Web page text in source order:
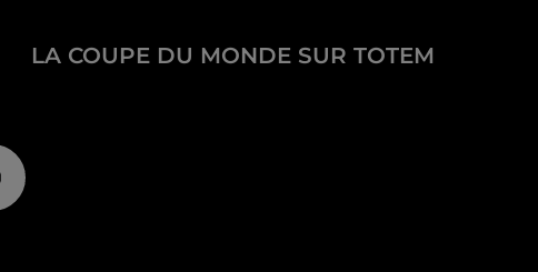
LA COUPE DU MONDE SUR TOTEM